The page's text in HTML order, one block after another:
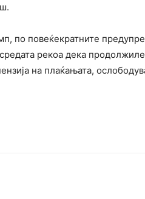
по повеќекратните
рекоа дека
на плаќањата,